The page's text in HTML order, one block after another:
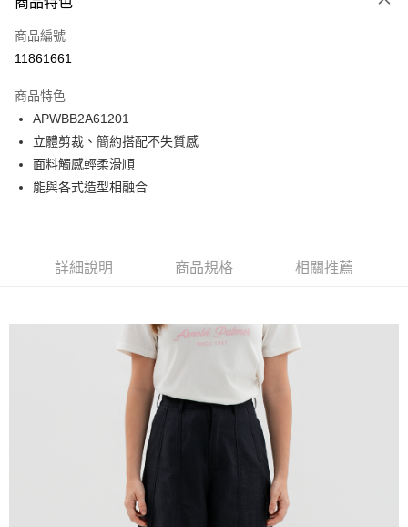
信用卡一次付款
LINE Pay
悠遊付
Google Pay
貨到付款
每筆NT$120，滿NT$1,500(含以上)免運費
商品編號
11861661
商品特色
APWBB2A61201
立體剪裁、簡約搭配不失質感
面料觸感輕柔滑順
能與各式造型相融合
詳細說明 商品規格 相關推薦